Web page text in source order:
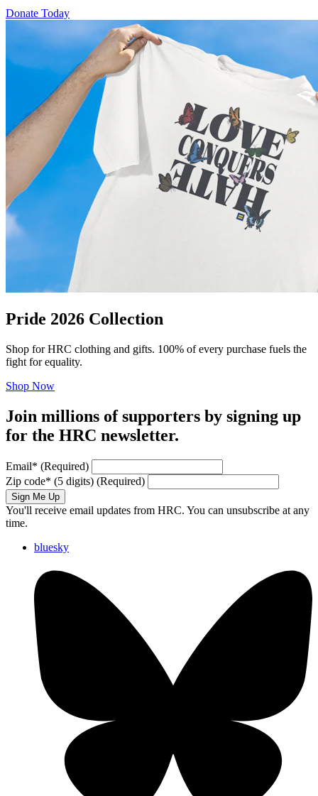
Donate Today
Pride 2026 Collection
Shop for HRC clothing and gifts. 100% of every purchase fuels the
fight for equality.
Shop Now
Join millions of supporters by signing up
for the HRC newsletter.
Email* (Required)
Zip code* (5 digits) (Required)
Sign Me Up
You'll receive email updates from HRC. You can unsubscribe at any
time.
bluesky